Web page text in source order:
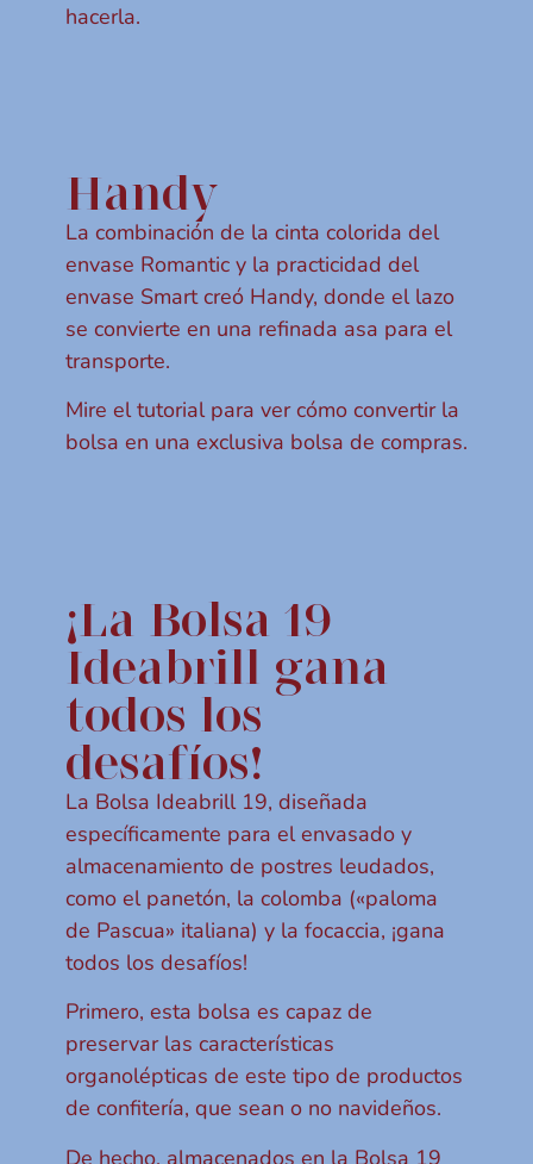
hacerla.
Handy
La combinación de la cinta colorida del
envase Romantic y la practicidad del
envase Smart creó Handy, donde el lazo
se convierte en una refinada asa para el
transporte.
Mire el tutorial para ver cómo convertir la
bolsa en una exclusiva bolsa de compras.
¡La Bolsa 19
Ideabrill gana
todos los
desafíos!
La Bolsa Ideabrill 19, diseñada
específicamente para el envasado y
almacenamiento de postres leudados,
como el panetón, la colomba («paloma
de Pascua» italiana) y la focaccia, ¡gana
todos los desafíos!
Primero, esta bolsa es capaz de
preservar las características
organolépticas de este tipo de productos
de confitería, que sean o no navideños.
De hecho, almacenados en la Bolsa 19